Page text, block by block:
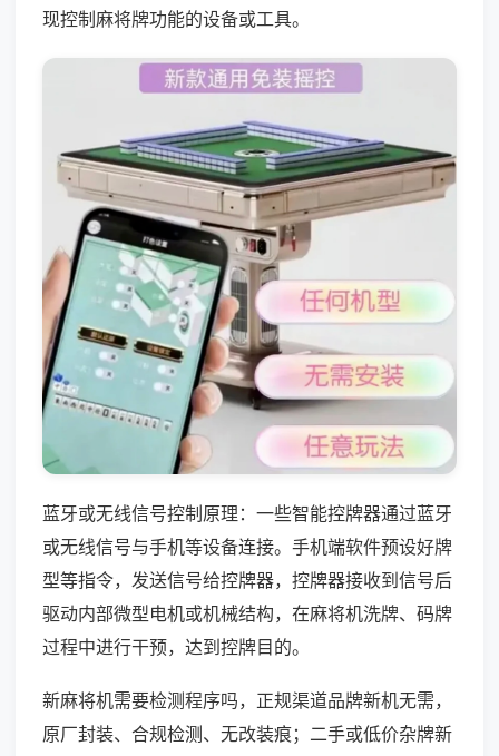
现控制麻将牌功能的设备或工具。
蓝牙或无线信号控制原理：一些智能控牌器通过蓝牙
或无线信号与手机等设备连接。手机端软件预设好牌
型等指令，发送信号给控牌器，控牌器接收到信号后
驱动内部微型电机或机械结构，在麻将机洗牌、码牌
过程中进行干预，达到控牌目的。
新麻将机需要检测程序吗，正规渠道品牌新机无需，
原厂封装、合规检测、无改装痕；二手或低价杂牌新